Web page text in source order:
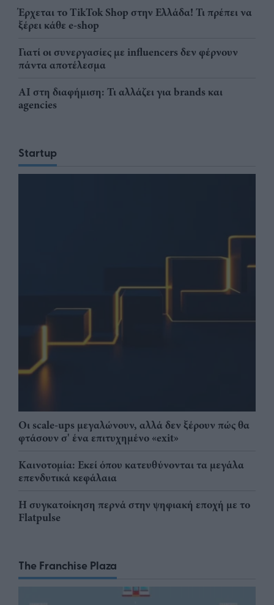
Έρχεται το TikTok Shop στην Ελλάδα! Τι πρέπει να
ξέρει κάθε e-shop
Γιατί οι συνεργασίες με influencers δεν φέρνουν
πάντα αποτέλεσμα
AI στη διαφήμιση: Τι αλλάζει για brands και
agencies
Startup
Οι scale-ups μεγαλώνουν, αλλά δεν ξέρουν πώς θα
φτάσουν σ' ένα επιτυχημένο «exit»
Καινοτομία: Εκεί όπου κατευθύνονται τα μεγάλα
επενδυτικά κεφάλαια
Η συγκατοίκηση περνά στην ψηφιακή εποχή με το
Flatpulse
The Franchise Plaza